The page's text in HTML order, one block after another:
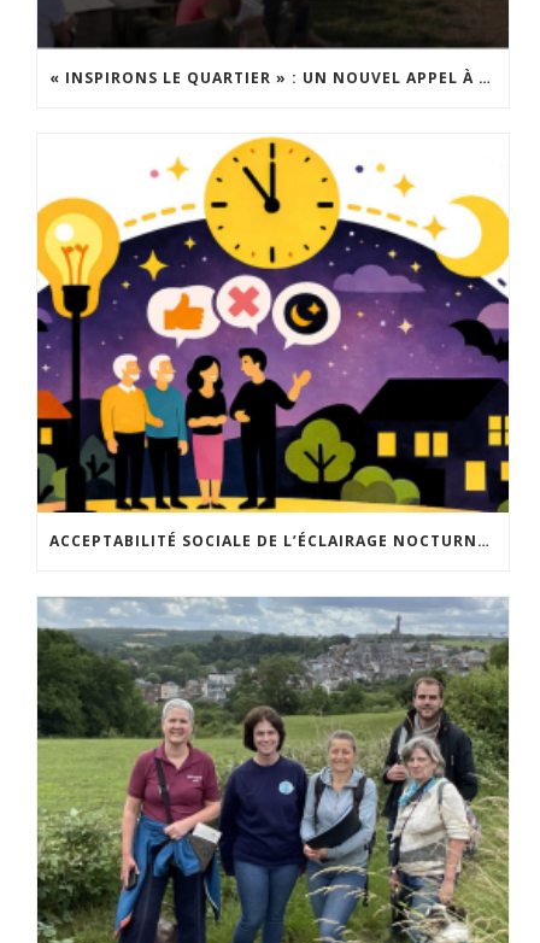
« INSPIRONS LE QUARTIER » : UN NOUVEL APPEL À PROJETS EST LANCÉ !
ACCEPTABILITÉ SOCIALE DE L’ÉCLAIRAGE NOCTURNE : LE REPLAY EST DISPONIBLE